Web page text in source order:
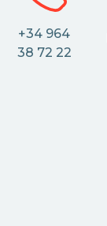
+34 964
38 72 22